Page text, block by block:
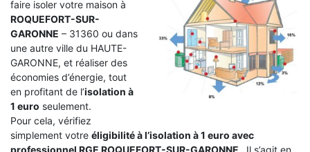
faire isoler votre maison à
ROQUEFORT-SUR-
GARONNE – 31360 ou dans
une autre ville du HAUTE-
GARONNE, et réaliser des
économies d’énergie, tout
en profitant de l’isolation à
1 euro seulement.
Pour cela, vérifiez
simplement votre éligibilité à l’isolation à 1 euro avec